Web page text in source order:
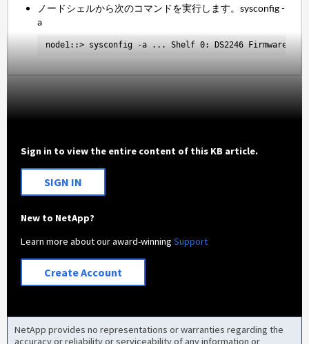
ノードシェルから次のコマンドを実行します。sysconfig -
a
node1::> sysconfig -a ... Shelf 0: DS2246 Firmware rev.
Sign in to view the entire content of this KB article.
SIGN IN
New to NetApp?
Learn more about our award-winningSupport
Create Account
NetApp provides no representations or warranties regarding the
accuracy or reliability or serviceability of any information or